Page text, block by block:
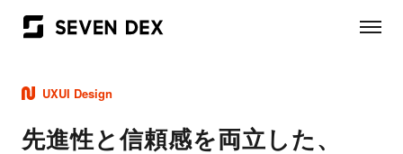
UXUI Design
先進性と信頼感を両立した、